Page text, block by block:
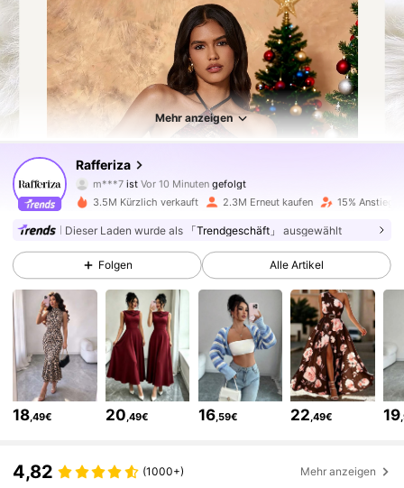
Mehr anzeigen
Rafferiza
4,82 949K Follower
m***7ist
w***b ist am Durchsuchen
4,82
949K Follower
4,82 949K Follower
949K Follower
4,82 949K Follower
3.5M Kürzlich verkauft 2.3M Erneut kaufen 15% Anstieg
Dieser Laden wurde als 「Trendgeschäft」 ausgewählt
Folgen Alle Artikel
18 ,49€ 20 ,49€ 16,59€ 22 ,49€ 19
4,82 (1000+) Mehr anzeigen